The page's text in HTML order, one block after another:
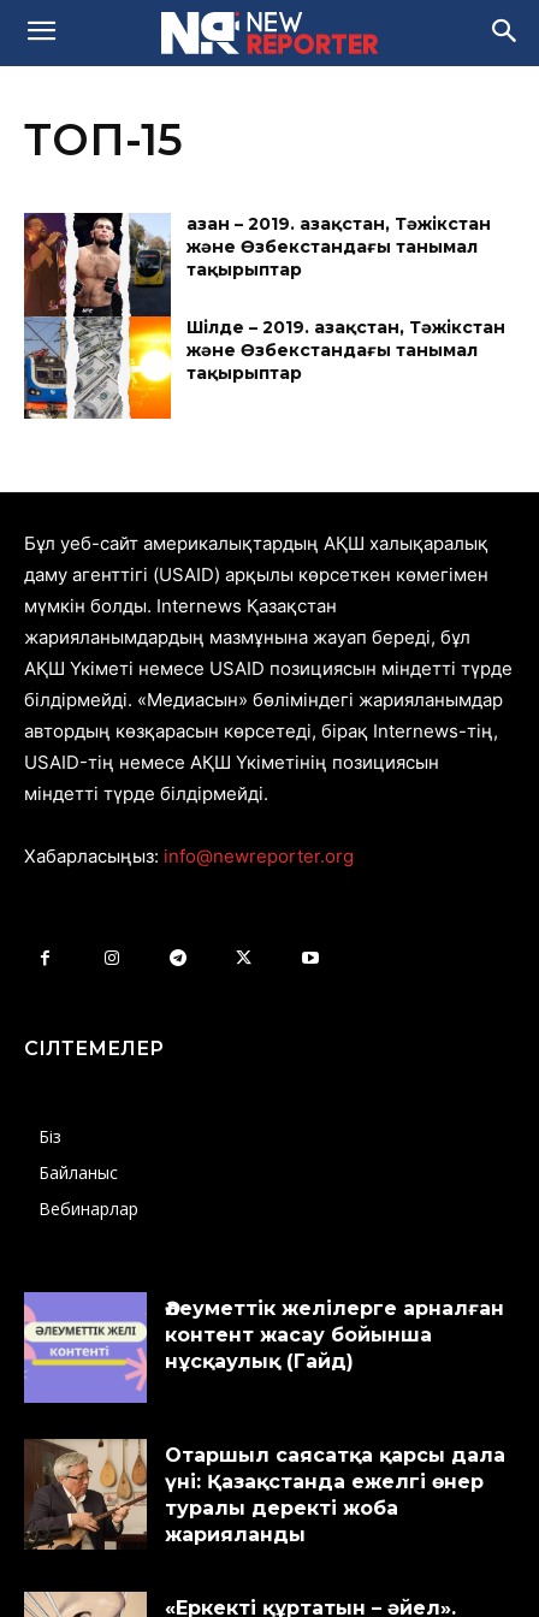
ТОП-15
Қазан – 2019. Қазақстан, Тәжікстан
және Өзбекстандағы танымал
тақырыптар
Шілде – 2019. Қазақстан, Тәжікстан
және Өзбекстандағы танымал
тақырыптар
Бұл уеб-сайт америкалықтардың АҚШ халықаралық
даму агенттігі (USAID) арқылы көрсеткен көмегімен
мүмкін болды. Internews Қазақстан
жарияланымдардың мазмұнына жауап береді, бұл
АҚШ Үкіметі немесе USAID позициясын міндетті түрде
білдірмейді. «Медиасын» бөліміндегі жарияланымдар
автордың көзқарасын көрсетеді, бірақ Internews-тің,
USAID-тің немесе АҚШ Үкіметінің позициясын
міндетті түрде білдірмейді.
Хабарласыңыз: info@newreporter.org
СІЛТЕМЕЛЕР
Біз
Байланыс
Вебинарлар
Әлеуметтік желілерге арналған
контент жасау бойынша
нұсқаулық (Гайд)
Отаршыл саясатқа қарсы дала
үні: Қазақстанда ежелгі өнер
туралы деректі жоба
жарияланды
«Еркекті құртатын – әйел».